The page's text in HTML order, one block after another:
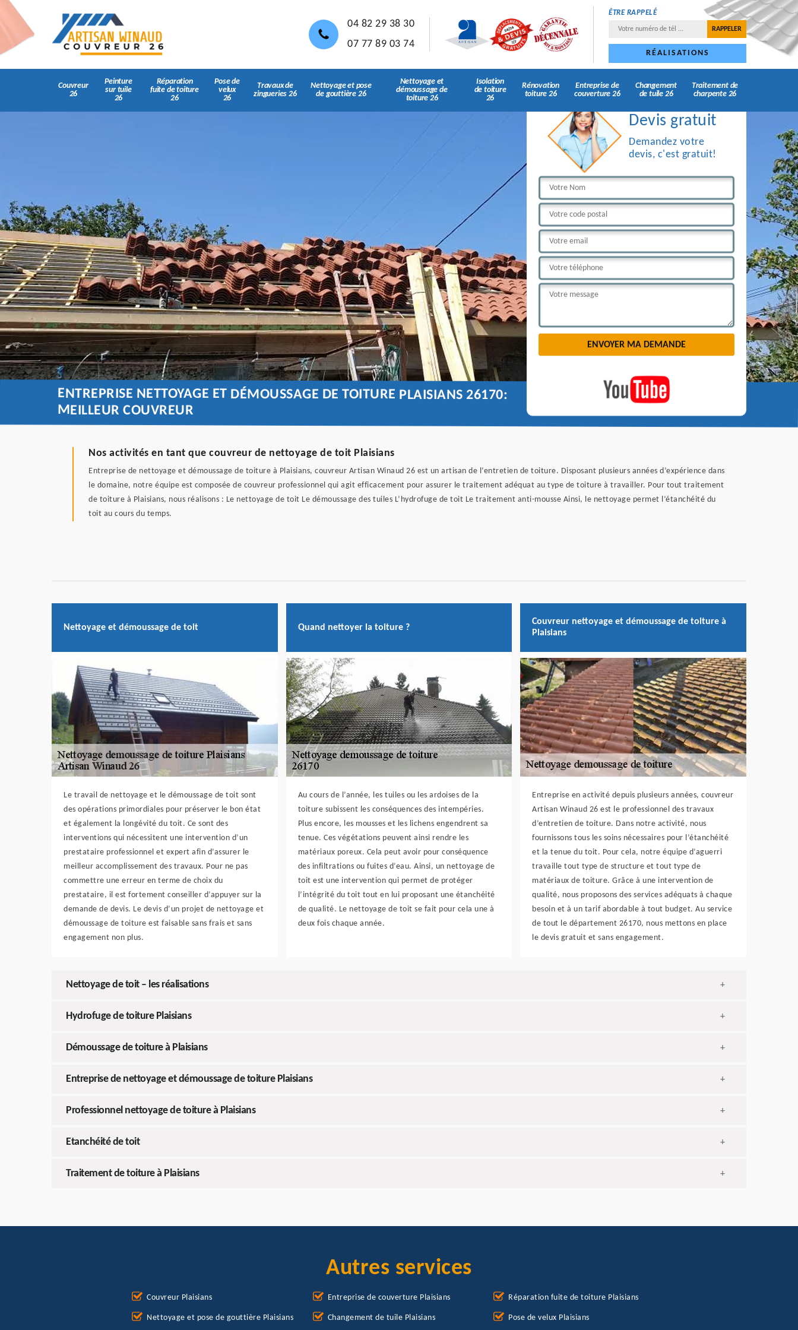
04 82 29 38 30
07 77 89 03 74
ÊTRE RAPPELÉ
RÉALISATIONS
Couvreur
26
Peinture
sur tuile
26
Réparation
fuite de toiture
26
Pose de
velux
26
Travaux de
zingueries 26
Nettoyage et pose
de gouttière 26
Nettoyage et
démoussage de
toiture 26
Isolation
de toiture
26
Rénovation
toiture 26
Entreprise de
couverture 26
Changement
de tuile 26
Traitement de
charpente 26
Devis gratuit
Demandez votre
devis, c'est gratuit!
ENTREPRISE NETTOYAGE ET DÉMOUSSAGE DE TOITURE PLAISIANS 26170:
MEILLEUR COUVREUR
Nos activités en tant que couvreur de nettoyage de toit Plaisians
Entreprise de nettoyage et démoussage de toiture à Plaisians, couvreur Artisan Winaud 26 est un artisan de l’entretien de toiture. Disposant plusieurs années d’expérience dans
le domaine, notre équipe est composée de couvreur professionnel qui agit efficacement pour assurer le traitement adéquat au type de toiture à travailler. Pour tout traitement
de toiture à Plaisians, nous réalisons : Le nettoyage de toit Le démoussage des tuiles L’hydrofuge de toit Le traitement anti-mousse Ainsi, le nettoyage permet l’étanchéité du
toit au cours du temps.
Nettoyage et démoussage de toit
Le travail de nettoyage et le démoussage de toit sont
des opérations primordiales pour préserver le bon état
et également la longévité du toit. Ce sont des
interventions qui nécessitent une intervention d’un
prestataire professionnel et expert afin d’assurer le
meilleur accomplissement des travaux. Pour ne pas
commettre une erreur en terme de choix du
prestataire, il est fortement conseiller d’appuyer sur la
demande de devis. Le devis d’un projet de nettoyage et
démoussage de toiture est faisable sans frais et sans
engagement non plus.
Quand nettoyer la toiture ?
Au cours de l’année, les tuiles ou les ardoises de la
toiture subissent les conséquences des intempéries.
Plus encore, les mousses et les lichens engendrent sa
tenue. Ces végétations peuvent ainsi rendre les
matériaux poreux. Cela peut avoir pour conséquence
des infiltrations ou fuites d’eau. Ainsi, un nettoyage de
toit est une intervention qui permet de protéger
l’intégrité du toit tout en lui proposant une étanchéité
de qualité. Le nettoyage de toit se fait pour cela une à
deux fois chaque année.
Couvreur nettoyage et démoussage de toiture à
Plaisians
Entreprise en activité depuis plusieurs années, couvreur
Artisan Winaud 26 est le professionnel des travaux
d’entretien de toiture. Dans notre activité, nous
fournissons tous les soins nécessaires pour l’étanchéité
et la tenue du toit. Pour cela, notre équipe d’aguerri
travaille tout type de structure et tout type de
matériaux de toiture. Grâce à une intervention de
qualité, nous proposons des services adéquats à chaque
besoin et à un tarif abordable à tout budget. Au service
de tout le département 26170, nous mettons en place
le devis gratuit et sans engagement.
Nettoyage de toit – les réalisations +
Hydrofuge de toiture Plaisians +
Démoussage de toiture à Plaisians +
Entreprise de nettoyage et démoussage de toiture Plaisians +
Professionnel nettoyage de toiture à Plaisians +
Etanchéité de toit +
Traitement de toiture à Plaisians +
Autres services
Couvreur Plaisians
Nettoyage et pose de gouttière Plaisians
Entreprise de couverture Plaisians
Changement de tuile Plaisians
Réparation fuite de toiture Plaisians
Pose de velux Plaisians